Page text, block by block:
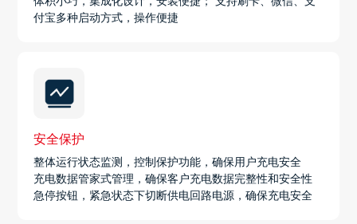
付宝多种启动方式，操作便捷
安全保护
整体运行状态监测，控制保护功能，确保用户充电安全
充电数据管家式管理，确保客户充电数据完整性和安全性
急停按钮，紧急状态下切断供电回路电源，确保充电安全